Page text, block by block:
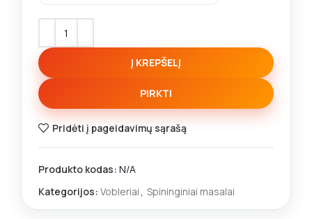
Į KREPŠELĮ
PIRKTI
Pridėti į pageidavimų sąrašą
Produkto kodas: N/A
Kategorijos: Vobleriai, Spininginiai masalai